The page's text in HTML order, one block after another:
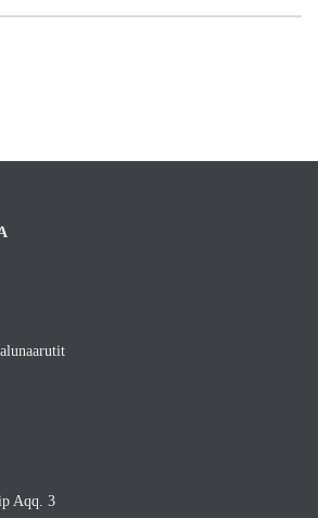
Aqq. 3